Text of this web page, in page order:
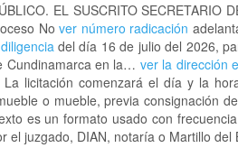
EL SUSCRITO SECRETARIO
Nover número radicación
del día 16 de julio del 2026,
Cundinamarca en la… ver la dirección
licitación comenzará el día y la
o mueble, previa consignación
es un formato usado con
el juzgado, DIAN, notaría o Martillo del